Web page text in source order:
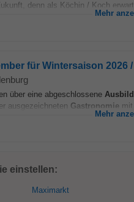
denn als Köchin / Koch
Mehr
für Wintersaison 2026 /
über eine abgeschlossene
ausgezeichneten Gastronomie
Mehr
einstellen:
Maximarkt